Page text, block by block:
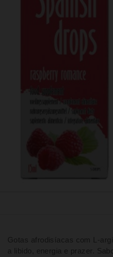
Gotas afrodisíacas com L-
a libido, energia e prazer.